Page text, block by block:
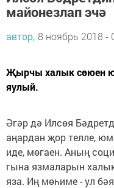
майонезлап эчә
автор, 8 ноябрь 2018 -
Җырчы халык сөюен
яулый.
Әгәр дә Илсөя
аңардан җор телле,
иде, мөгаен. Аның
гына язмаларын
яза. Иң мөһиме - ул